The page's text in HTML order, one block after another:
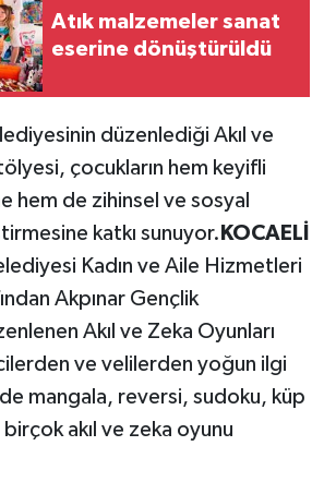
Atık malzemeler sanat
eserine dönüştürüldü
düzenlediği Akıl ve
çocukların hem keyifli
hem de zihinsel ve sosyal
katkı sunuyor. KOCAELİ
Kadın ve Aile Hizmetleri
Akpınar Gençlik
Akıl ve Zeka Oyunları
ve velilerden yoğun ilgi
mangala, reversi, sudoku, küp
akıl ve zeka oyunu